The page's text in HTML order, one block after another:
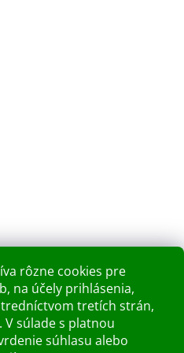
rôzne cookies pre
na účely prihlásenia,
tretích strán,
V súlade s platnou
súhlasu alebo
/ 0 €